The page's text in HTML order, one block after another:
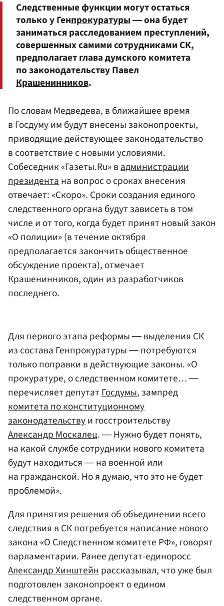
Следственные функции могут остаться
только у Генпрокуратуры― она будет
заниматься расследованием преступлений,
совершенных самими сотрудниками СК,
предполагает глава думского комитета
по законодательствуПавел
Крашенинников.
По словам Медведева, в ближайшее время
в Госдуму им будут внесены законопроекты,
приводящие действующее законодательство
в соответствие с новыми условиями.
Собеседник «Газеты.Ru» вадминистрации
президентана вопрос о сроках внесения
отвечает: «Скоро». Сроки создания единого
следственного органа будут зависеть в том
числе и от того, когда будет принят новый закон
«О полиции» (в течение октября
предполагается закончить общественное
обсуждение проекта), отмечает
Крашенинников, один из разработчиков
последнего.
Для первого этапа реформы ― выделения СК
из состава Генпрокуратуры ― потребуются
только поправки в действующие законы. «О
прокуратуре, о следственном комитете… ―
перечисляет депутатГосдумы, зампред
комитета по конституционному
законодательствуи госстроительству
Александр Москалец. ― Нужно будет понять,
на какой службе сотрудники нового комитета
будут находиться ― на военной или
на гражданской. Но я думаю, что это не будет
проблемой».
Для принятия решения об объединении всего
следствия в СК потребуется написание нового
закона «О Следственном комитете РФ», говорят
парламентарии. Ранее депутат-единоросс
Александр Хинштейнрассказывал, что уже был
подготовлен законопроект о едином
следственном органе.